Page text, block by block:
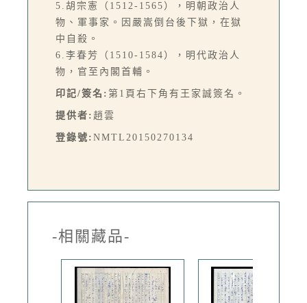
5.胡宗憲（1512-1565），明朝政治人
物、軍事家。因嚴嵩倒台後下獄，在獄
中自殺。
6.李春芳（1510-1584），明代政治人
物，官至內閣首輔。
印記/簽名: 第1頁右下角有王家誠簽名。
提供者: 趙雲
登錄號: NMTL20150270134
-相關藏品-